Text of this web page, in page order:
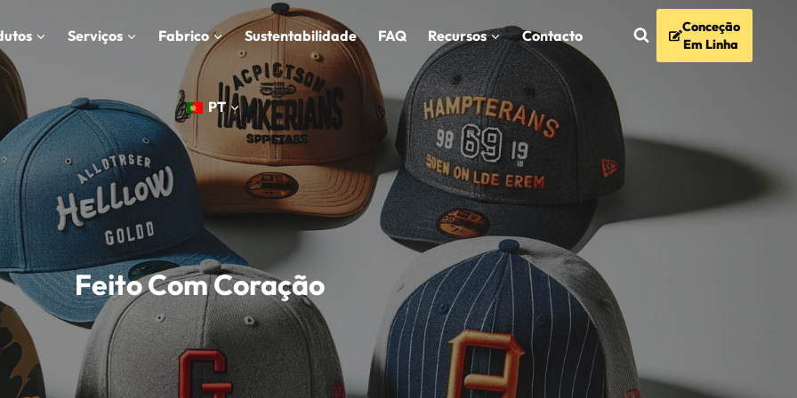
Serviços Fabrico Sustentabilidade FAQ Recursos Contacto
PT
Conceção
Em Linha
Feito Com Coração